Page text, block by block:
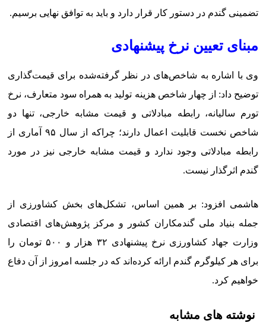
تضمینی گندم در دستور کار قرار دارد و باید به توافق نهایی برسیم.
مبنای تعیین نرخ پیشنهادی
وی با اشاره به شاخص‌های در نظر گرفته‌شده برای قیمت‌گذاری
توضیح داد: از چهار شاخص هزینه تولید به همراه سود متعارف، نرخ
تورم سالیانه، رابطه مبادلاتی و قیمت مشابه خارجی، تنها دو
شاخص نخست قابلیت اعمال دارند؛ چراکه از سال ۹۵ آماری از
رابطه مبادلاتی وجود ندارد و قیمت مشابه خارجی نیز در مورد
گندم اثرگذار نیست.
هاشمی افزود: بر همین اساس، تشکل‌های بخش کشاورزی از
جمله بنیاد ملی گندمکاران کشور و مرکز پژوهش‌های اقتصادی
وزارت جهاد کشاورزی نرخ پیشنهادی ۳۲ هزار و ۵۰۰ تومان را
برای هر کیلوگرم گندم ارائه کرده‌اند که در جلسه امروز از آن دفاع
خواهیم کرد.
نوشته های مشابه